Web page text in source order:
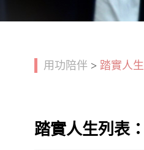
用功陪伴 > 踏實人生
踏實人生列表：